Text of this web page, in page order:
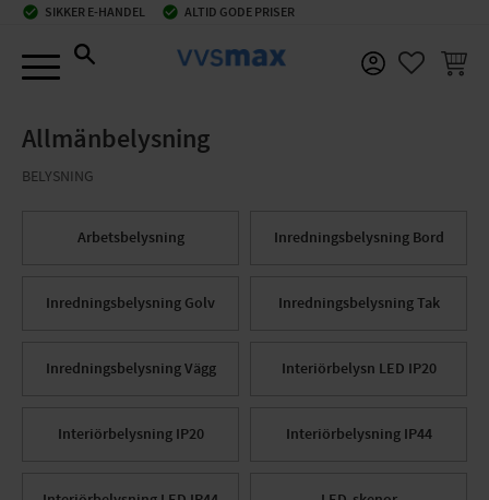
check_circle SIKKER E-HANDEL check_circle ALTID GODE PRISER
Allmänbelysning
BELYSNING
Arbetsbelysning Inredningsbelysning Bord
Inredningsbelysning Golv Inredningsbelysning Tak
Inredningsbelysning Vägg Interiörbelysn LED IP20
Interiörbelysning IP20 Interiörbelysning IP44